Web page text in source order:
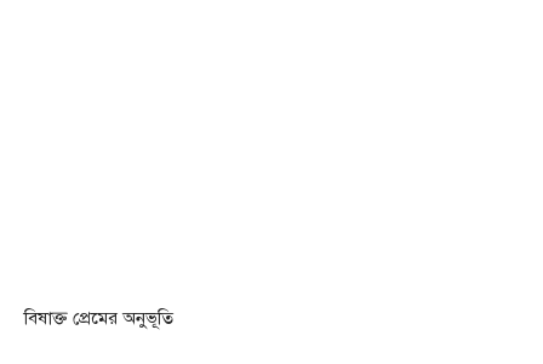
বিষাক্ত প্রেমের অনুভূতি